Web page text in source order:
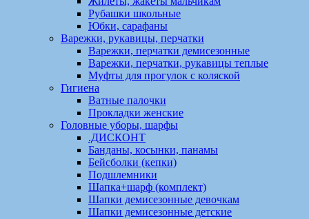
Рубашки школьные
Юбки, сарафаны
Варежки, рукавицы, перчатки
Варежки, перчатки демисезонные
Варежки, перчатки, рукавицы теплые
Муфты для прогулок с коляской
Гигиена
Ватные палочки
Прокладки женские
Головные уборы, шарфы
.ДИСКОНТ
Банданы, косынки, панамы
Бейсболки (кепки)
Подшлемники
Шапка+шарф (комплект)
Шапки демисезонные девочкам
Шапки демисезонные детские